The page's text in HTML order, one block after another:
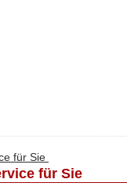
für Sie
für Sie